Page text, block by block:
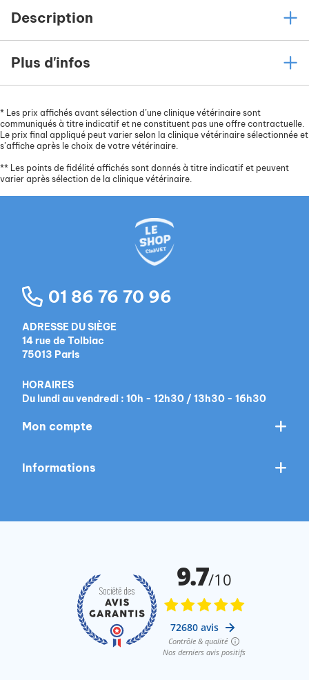
Description
Plus d'infos
* Les prix affichés avant sélection d’une clinique vétérinaire sont
communiqués à titre indicatif et ne constituent pas une offre contractuelle.
Le prix final appliqué peut varier selon la clinique vétérinaire sélectionnée et
s’affiche après le choix de votre vétérinaire.
** Les points de fidélité affichés sont donnés à titre indicatif et peuvent
varier après sélection de la clinique vétérinaire.
01 86 76 70 96
ADRESSE DU SIÈGE
14 rue de Tolbiac
75013 Paris
HORAIRES
Du lundi au vendredi : 10h - 12h30 / 13h30 - 16h30
Mon compte
Informations